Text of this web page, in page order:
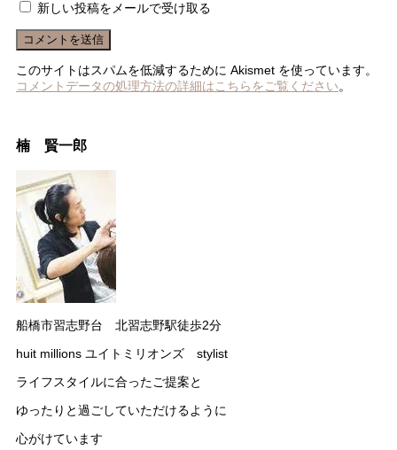
新しい投稿をメールで受け取る
このサイトはスパムを低減するために Akismet を使っています。
コメントデータの処理方法の詳細はこちらをご覧ください。
楠 賢一郎
船橋市習志野台 北習志野駅徒歩2分
huit millions ユイトミリオンズ stylist
ライフスタイルに合ったご提案と
ゆったりと過ごしていただけるように
心がけています